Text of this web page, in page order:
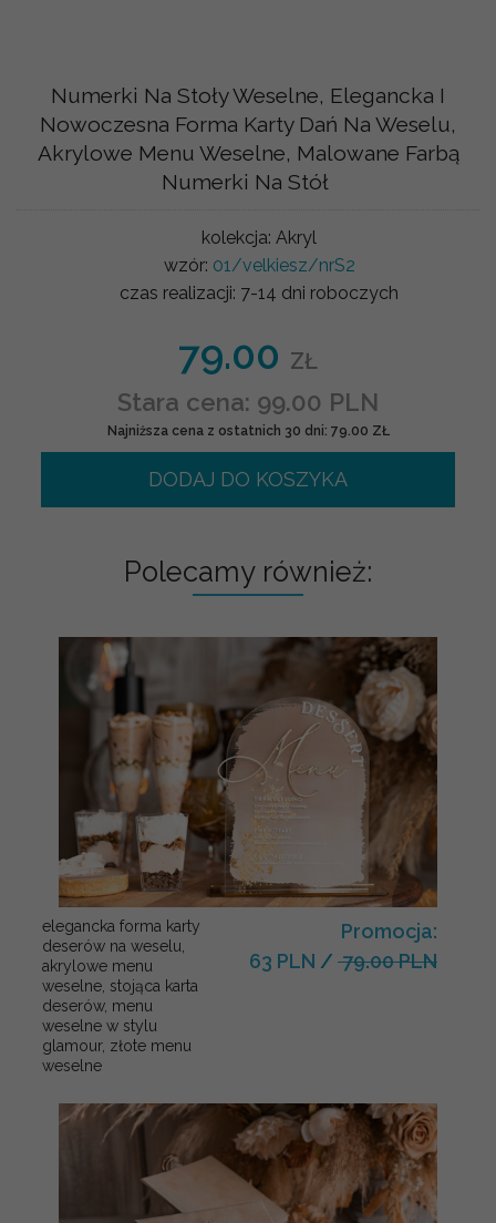
Numerki Na Stoły Weselne, Elegancka I
Nowoczesna Forma Karty Dań Na Weselu,
Akrylowe Menu Weselne, Malowane Farbą
Numerki Na Stół
kolekcja: Akryl
wzór: 01/velkiesz/nrS2
czas realizacji: 7-14 dni roboczych
79.00 ZŁ
Stara cena: 99.00 PLN
Najniższa cena z ostatnich 30 dni: 79.00 ZŁ
DODAJ DO KOSZYKA
Polecamy również:
elegancka forma karty
deserów na weselu,
akrylowe menu
weselne, stojąca karta
deserów, menu
weselne w stylu
glamour, złote menu
weselne
Promocja:
63 PLN / 79.00 PLN